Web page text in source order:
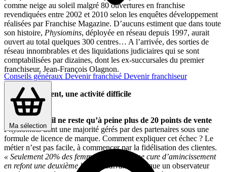
Conseils généraux Devenir franchisé Devenir franchiseur
Ma sélection
comme neige au soleil malgré 80 ouvertures en franchise
revendiquées entre 2002 et 2010 selon les enquêtes développement
réalisées par Franchise Magazine. D’aucuns estiment que dans toute
son histoire, Physiomins, déployée en réseau depuis 1997, aurait
ouvert au total quelques 300 centres… A l’arrivée, des sorties de
réseau innombrables et des liquidations judiciaires qui se sont
comptabilisées par dizaines, dont les ex-succursales du premier
franchiseur, Jean-François Olagnon.
L’amincissement, une activité difficile
Aujourd’hui, il ne reste qu’à peine plus de 20 points de vente
Physiomins dont une majorité gérés par des partenaires sous une
formule de licence de marque. Comment expliquer cet échec ? Le
métier n’est pas facile, à commencer par la fidélisation des clientes.
« Seulement 20% des femmes ayant fait une cure d’amincissement
en refont une deuxième l’année suivante,
indique un observateur